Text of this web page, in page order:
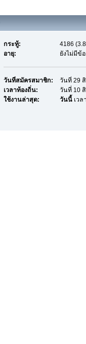
กระทู้:
4186
อายุ:
ยังไม่มีข้
วันที่สมัครสมาชิก:
วันที่ 29
เวลาท้องถิ่น:
วันที่ 10
ใช้งานล่าสุด:
วันนี้เวล